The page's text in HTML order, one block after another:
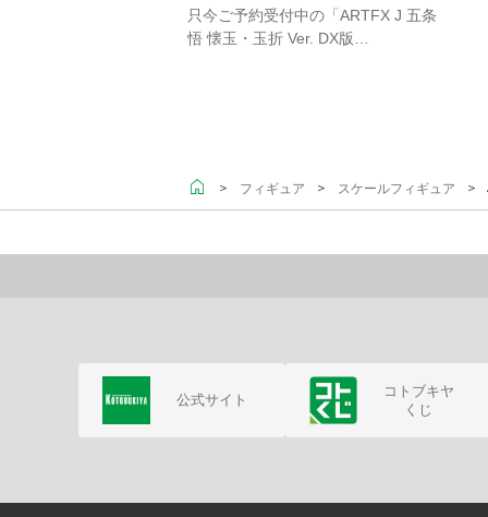
只今ご予約受付中の「ARTFX J 五条
悟 懐玉・玉折 Ver. DX版…
＞ フィギュア ＞ スケールフィギュア ＞
公式サイト
コトブキヤ
くじ